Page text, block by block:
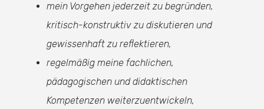
mein Vorgehen jederzeit zu begründen,
kritisch-konstruktiv zu diskutieren und
gewissenhaft zu reflektieren,
regelmäßig meine fachlichen,
pädagogischen und didaktischen
Kompetenzen weiterzuentwickeln,